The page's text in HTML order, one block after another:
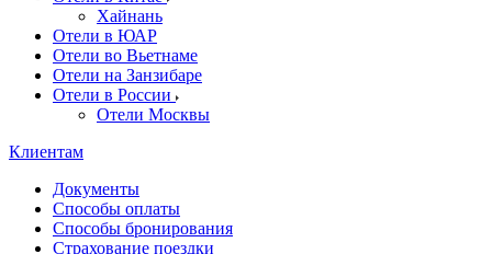
Хайнань
Отели в ЮАР
Отели во Вьетнаме
Отели на Занзибаре
Отели в России
Отели Москвы
Клиентам
Документы
Способы оплаты
Способы бронирования
Страхование поездки